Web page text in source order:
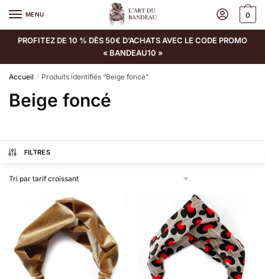
MENU 0
PROFITEZ DE 10 % DÈS 50€ D’ACHATS AVEC LE CODE PROMO
« BANDEAU10 »
Accueil / Produits identifiés “Beige foncé”
Beige foncé
FILTRES